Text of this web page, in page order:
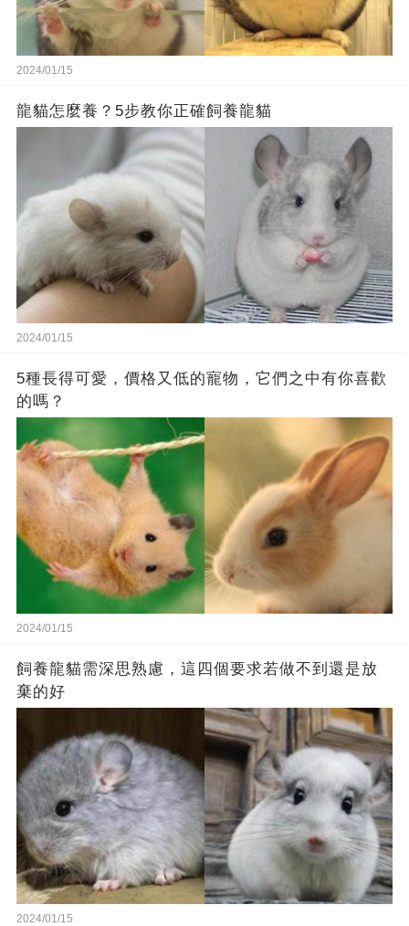
2024/01/15
龍貓怎麼養？5步教你正確飼養龍貓
2024/01/15
5種長得可愛，價格又低的寵物，它們之中有你喜歡
的嗎？
2024/01/15
飼養龍貓需深思熟慮，這四個要求若做不到還是放
棄的好
2024/01/15